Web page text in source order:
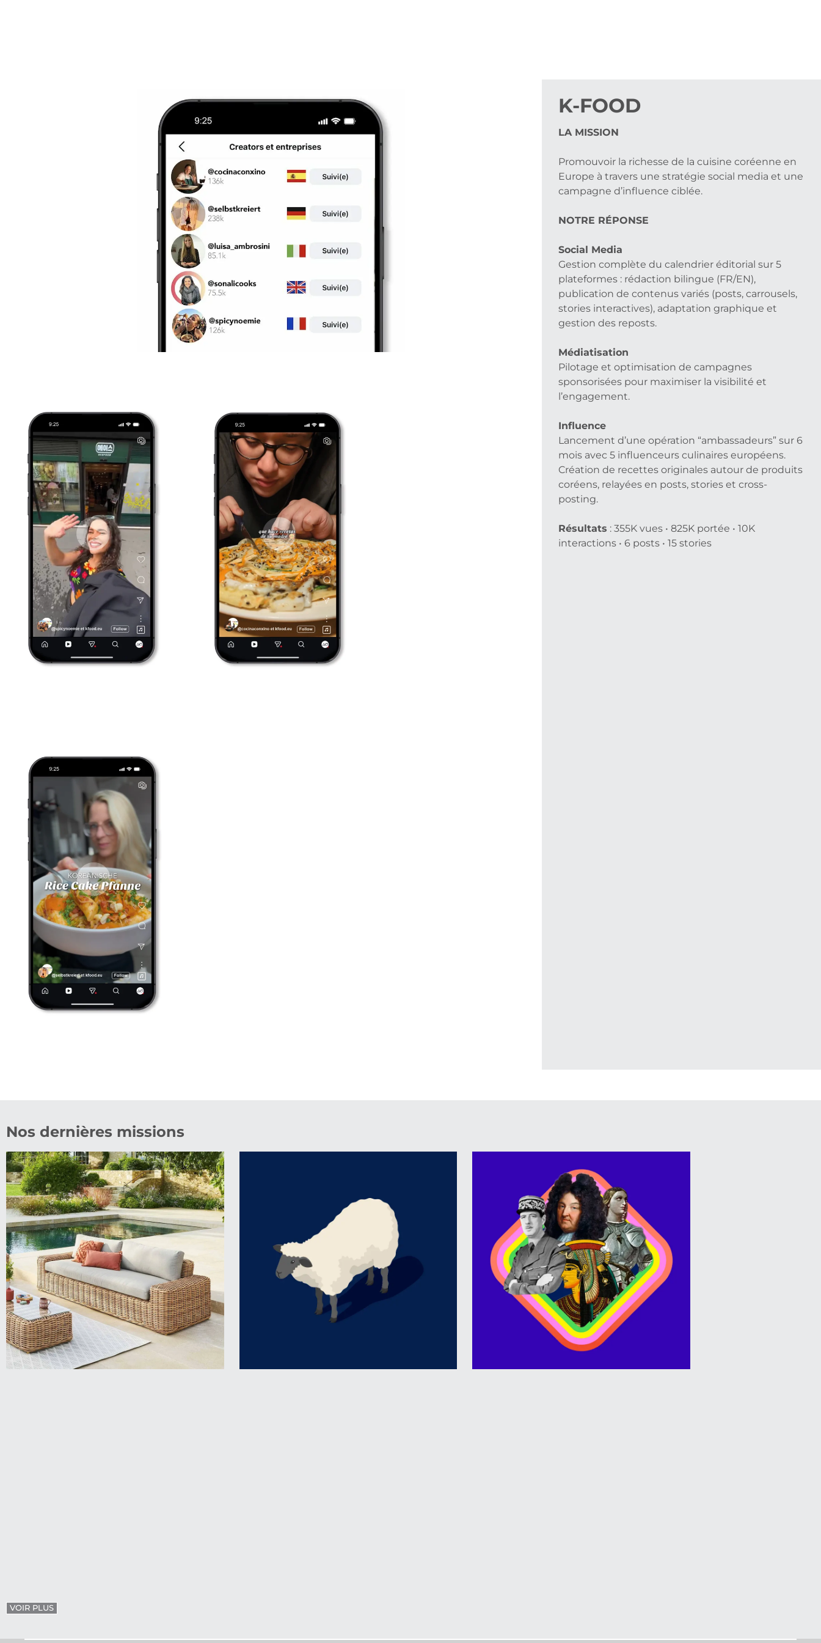
K-FOOD
LA MISSION
Promouvoir la richesse de la cuisine coréenne en
Europe à travers une stratégie social media et une
campagne d’influence ciblée.
NOTRE RÉPONSE
Social Media
Gestion complète du calendrier éditorial sur 5
plateformes : rédaction bilingue (FR/EN),
publication de contenus variés (posts, carrousels,
stories interactives), adaptation graphique et
gestion des reposts.
Médiatisation
Pilotage et optimisation de campagnes
sponsorisées pour maximiser la visibilité et
l’engagement.
Influence
Lancement d’une opération “ambassadeurs” sur 6
mois avec 5 influenceurs culinaires européens.
Création de recettes originales autour de produits
coréens, relayées en posts, stories et cross-
posting.
Résultats : 355K vues • 825K portée • 10K
interactions • 6 posts • 15 stories
Nos dernières missions
VOIR PLUS